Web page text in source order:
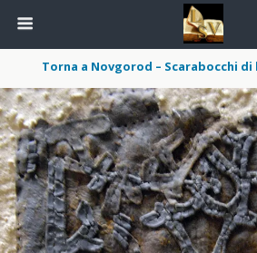
Torna a Novgorod – Scarabocchi